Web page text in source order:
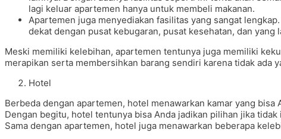
lagi keluar apartemen hanya untuk membeli makanan.
Apartemen juga menyediakan fasilitas yang sangat
dekat dengan pusat kebugaran, pusat kesehatan, dan yang
Meski memiliki kelebihan, apartemen tentunya juga memiliki
merapikan serta membersihkan barang sendiri karena tidak ada
Hotel
Berbeda dengan apartemen, hotel menawarkan kamar yang
Dengan begitu, hotel tentunya bisa Anda jadikan pilihan jika
Sama dengan apartemen, hotel juga menawarkan beberapa